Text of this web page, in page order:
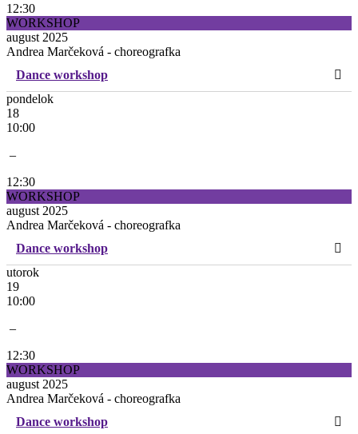
12:30
WORKSHOP
august 2025
Andrea Marčeková - choreografka
Dance workshop
pondelok
18
10:00
–
12:30
WORKSHOP
august 2025
Andrea Marčeková - choreografka
Dance workshop
utorok
19
10:00
–
12:30
WORKSHOP
august 2025
Andrea Marčeková - choreografka
Dance workshop